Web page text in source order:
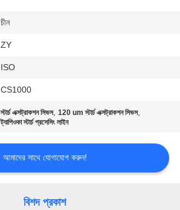
চীন
ZY
ISO
CS1000
স্টার্চ এক্সট্রাকশন সিভস,120 um স্টার্চ এক্সট্রাকশন সিভস,
ট্যাপিওকা স্টার্চ প্রসেসিং লাইন
আমাদের সাথে যোগাযোগ করুন!
বিশদ প্রকাশ